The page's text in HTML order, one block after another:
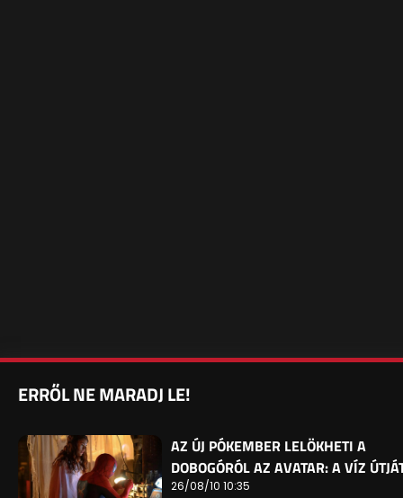
ERRŐL NE MARADJ LE!
AZ ÚJ PÓKEMBER LELÖKHETI A
DOBOGÓRÓL AZ AVATAR: A VÍZ
26/08/10 10:35